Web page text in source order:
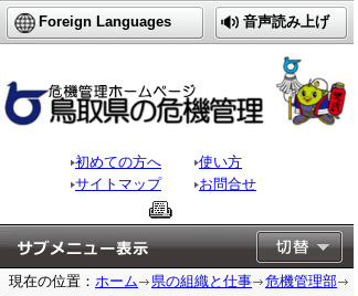
Foreign Languages 音声読み上げ
初めての方へ
使い方
サイトマップ
お問合せ
現在の位置： ホーム 県の組織と仕事
危機管理部